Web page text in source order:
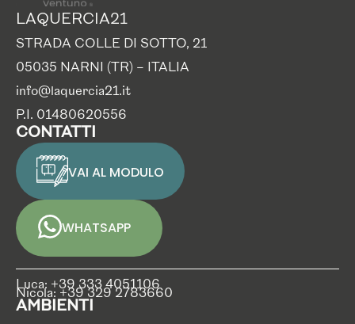
LAQUERCIA21
STRADA COLLE DI SOTTO, 21
05035 NARNI (TR) – ITALIA
info@laquercia21.it
P.I. 01480620556
CONTATTI
VAI AL MODULO
WHATSAPP
Luca: +39 333 4051106
Nicola: +39 329 2783660
AMBIENTI